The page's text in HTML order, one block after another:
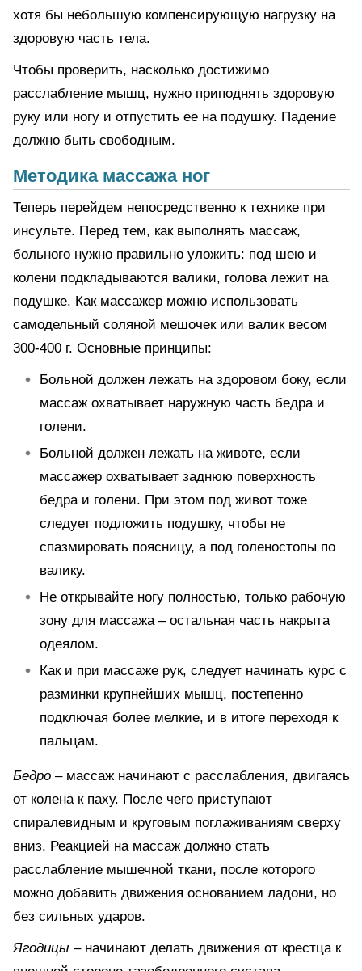
хотя бы небольшую компенсирующую нагрузку на
здоровую часть тела.
Чтобы проверить, насколько достижимо
расслабление мышц, нужно приподнять здоровую
руку или ногу и отпустить ее на подушку. Падение
должно быть свободным.
Методика массажа ног
Теперь перейдем непосредственно к технике при
инсульте. Перед тем, как выполнять массаж,
больного нужно правильно уложить: под шею и
колени подкладываются валики, голова лежит на
подушке. Как массажер можно использовать
самодельный соляной мешочек или валик весом
300-400 г. Основные принципы:
Больной должен лежать на здоровом боку, если
массаж охватывает наружную часть бедра и
голени.
Больной должен лежать на животе, если
массажер охватывает заднюю поверхность
бедра и голени. При этом под живот тоже
следует подложить подушку, чтобы не
спазмировать поясницу, а под голеностопы по
валику.
Не открывайте ногу полностью, только рабочую
зону для массажа – остальная часть накрыта
одеялом.
Как и при массаже рук, следует начинать курс с
разминки крупнейших мышц, постепенно
подключая более мелкие, и в итоге переходя к
пальцам.
Бедро – массаж начинают с расслабления, двигаясь
от колена к паху. После чего приступают
спиралевидным и круговым поглаживаниям сверху
вниз. Реакцией на массаж должно стать
расслабление мышечной ткани, после которого
можно добавить движения основанием ладони, но
без сильных ударов.
Ягодицы – начинают делать движения от крестца к